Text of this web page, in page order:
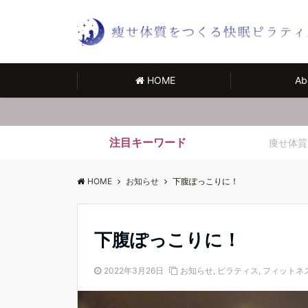
HOME
注目キーワード 痩せ体
HOME お知らせ 下腹ぽっこりに！
下腹ぽっこりに！
2022年3月26日 お知らせ, ピラティス, フィットネ